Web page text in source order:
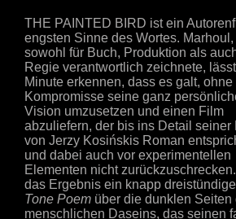
THE PAINTED BIRD ist ein
engsten Sinne des Wortes. Marhoul,
sowohl für Buch, Produktion als
Regie verantwortlich zeichnete,
Minute erkennen, dass es galt, ohne
Kompromisse seine ganz
Vision umzusetzen und einen Film
abzuliefern, der bis ins Detail seiner
von Jerzy Kosińskis Roman
und dabei auch vor experimentellen
Elementen nicht
das Ergebnis ein knapp
Tone Poem über die dunklen Seiten
menschlichen Daseins, das seinen